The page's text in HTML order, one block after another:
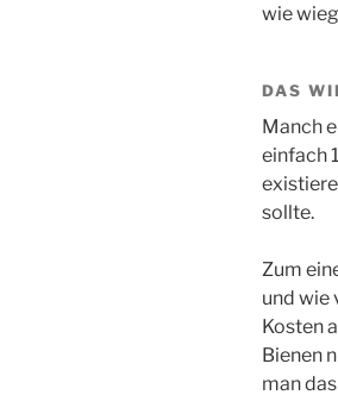
wie
DAS
Manch
einfach
sollte.
Zum
und wie
Kosten
Bienen
man